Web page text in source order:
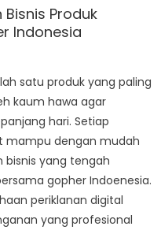
Produk
Indonesia
satu produk yang paling
kaum hawa agar
hari. Setiap
mampu dengan mudah
yang tengah
gopher Indoenesia.
periklanan digital
yang profesional